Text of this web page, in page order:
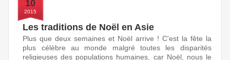
10
2015
Les traditions de Noël en Asie
Plus que deux semaines et Noël arrive ! C'est la fête la
plus célèbre au monde malgré toutes les disparités
religieuses des populations humaines, car Noël, nous le